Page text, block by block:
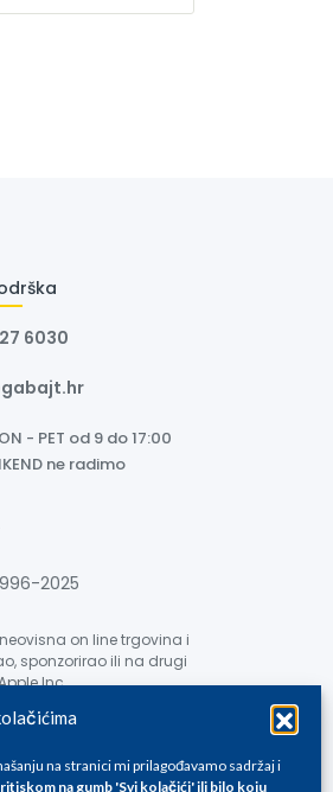
na stranici mi prilagođavamo sadržaj i
na gumb 'Svi kolačići' ili bilo koju
6030
- PET od 9 do 17:00
ne radimo
2025
on line trgovina i
sponzorirao ili na drugi
Inc.